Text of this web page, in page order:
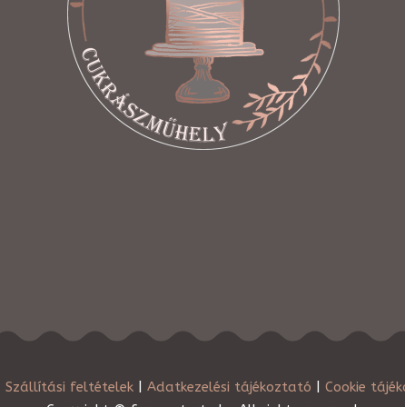
Szállítási feltételek| Adatkezelési tájékoztató
Cookie